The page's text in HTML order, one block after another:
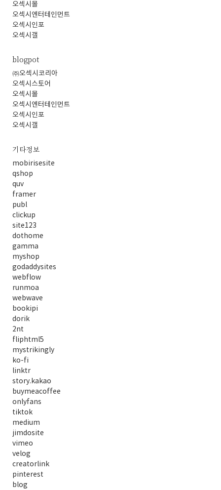
오섹시몰
오섹시엔터테인먼트
오섹시인포
오섹시갤
blogpot
㈜오섹시코리아
오섹시스토어
오섹시몰
오섹시엔터테인먼트
오섹시인포
오섹시갤
기타정보
mobirisesite
qshop
quv
framer
publ
clickup
site123
dothome
gamma
myshop
godaddysites
webflow
runmoa
webwave
bookipi
dorik
2nt
fliphtml5
mystrikingly
ko-fi
linktr
story.kakao
buymeacoffee
onlyfans
tiktok
medium
jimdosite
vimeo
velog
creatorlink
pinterest
blog